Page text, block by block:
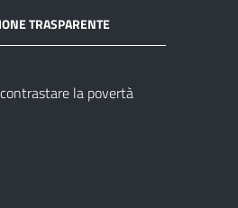
TRASPARENTE
la povertà